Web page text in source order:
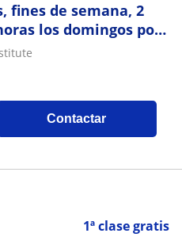
fines de semana, 2
los domingos por
Contactar
1ª clase gratis